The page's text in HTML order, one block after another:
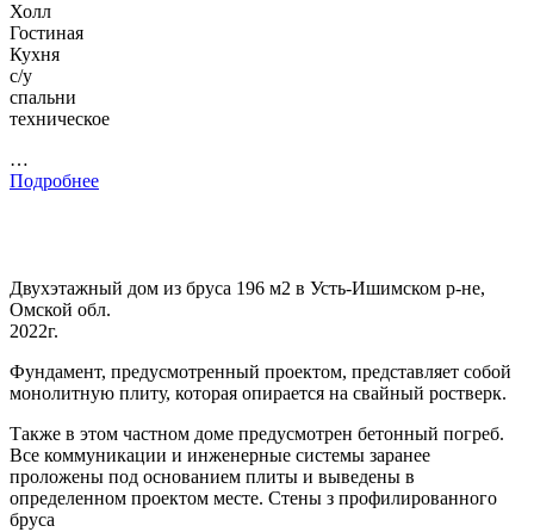
Холл
Гостиная
Кухня
с/у
спальни
техническое
…
Подробнее
Двухэтажный дом из бруса 196 м2 в Усть-Ишимском р-не,
Омской обл.
2022г.
Фундамент, предусмотренный проектом, представляет собой
монолитную плиту, которая опирается на свайный ростверк.
Также в этом частном доме предусмотрен бетонный погреб.
Все коммуникации и инженерные системы заранее
проложены под основанием плиты и выведены в
определенном проектом месте. Стены з профилированного
бруса